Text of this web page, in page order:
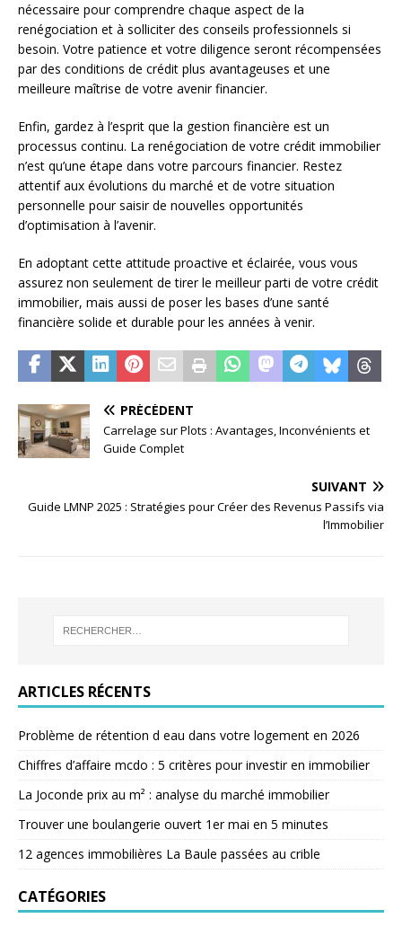
nécessaire pour comprendre chaque aspect de la
renégociation et à solliciter des conseils professionnels si
besoin. Votre patience et votre diligence seront récompensées
par des conditions de crédit plus avantageuses et une
meilleure maîtrise de votre avenir financier.
Enfin, gardez à l’esprit que la gestion financière est un
processus continu. La renégociation de votre crédit immobilier
n’est qu’une étape dans votre parcours financier. Restez
attentif aux évolutions du marché et de votre situation
personnelle pour saisir de nouvelles opportunités
d’optimisation à l’avenir.
En adoptant cette attitude proactive et éclairée, vous vous
assurez non seulement de tirer le meilleur parti de votre crédit
immobilier, mais aussi de poser les bases d’une santé
financière solide et durable pour les années à venir.
PRÉCÉDENT
Carrelage sur Plots : Avantages, Inconvénients et
Guide Complet
SUIVANT
Guide LMNP 2025 : Stratégies pour Créer des Revenus Passifs via
l’Immobilier
ARTICLES RÉCENTS
Problème de rétention d eau dans votre logement en 2026
Chiffres d’affaire mcdo : 5 critères pour investir en immobilier
La Joconde prix au m² : analyse du marché immobilier
Trouver une boulangerie ouvert 1er mai en 5 minutes
12 agences immobilières La Baule passées au crible
CATÉGORIES